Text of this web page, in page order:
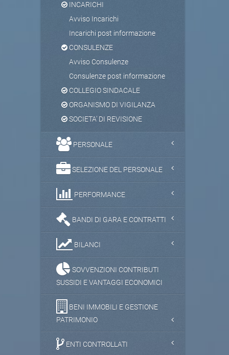
INCARICHI
Avviso Incarichi
Incarichi post informazione
CONSULENZE
Avviso Consulenze
Consulenze post informazione
COLLEGIO SINDACALE
ORGANISMO DI VIGILANZA
SOCIETA' DI REVISIONE
PERSONALE
SELEZIONE DEL PERSONALE
PERFORMANCE
BANDI DI GARA E CONTRATTI
BILANCI
SOVVENZIONI CONTRIBUTI
SUSSIDI E VANTAGGI ECONOMICI
BENI IMMOBILI E GESTIONE
PATRIMONIO
ENTI CONTROLLATI